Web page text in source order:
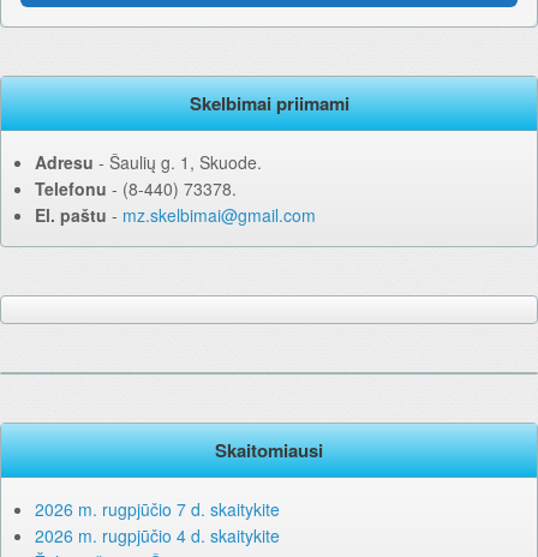
Skelbimai priimami
Adresu ‐ Šaulių g. 1, Skuode.
Telefonu ‐ (8-440) 73378.
El. paštu ‐ mz.skelbimai@gmail.com
Skaitomiausi
2026 m. rugpjūčio 7 d. skaitykite
2026 m. rugpjūčio 4 d. skaitykite